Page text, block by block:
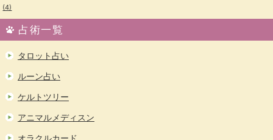
(4)
占術一覧
タロット占い
ルーン占い
ケルトツリー
アニマルメディスン
オラクルカード